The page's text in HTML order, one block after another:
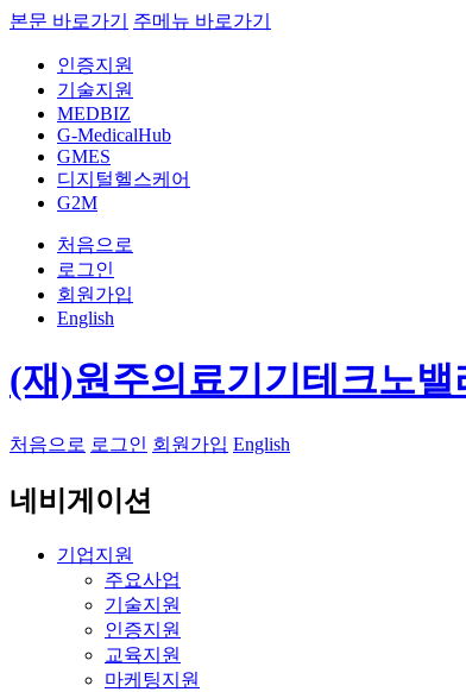
본문 바로가기 주메뉴 바로가기
인증지원
기술지원
MEDBIZ
G-MedicalHub
GMES
디지털헬스케어
G2M
처음으로
로그인
회원가입
English
(재)원주의료기기테크노밸
처음으로 로그인 회원가입 English
네비게이션
기업지원
주요사업
기술지원
인증지원
교육지원
마케팅지원